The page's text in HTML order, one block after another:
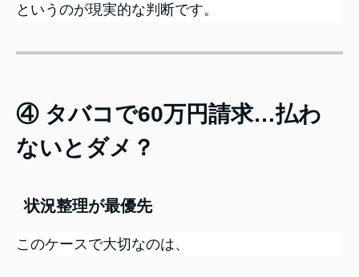
というのが現実的な判断です。
④ タバコで60万円請求…払わ
ないとダメ？
状況整理が最優先
このケースで大切なのは、